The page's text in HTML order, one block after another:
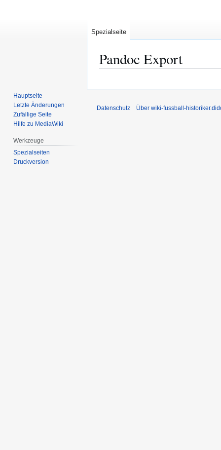
Pandoc Export
springen
springen
Spezialseite
Hauptseite
Letzte Änderungen
Zufällige Seite
Hilfe zu MediaWiki
Werkzeuge
Spezialseiten
Druckversion
Datenschutz Über wiki-fussball-